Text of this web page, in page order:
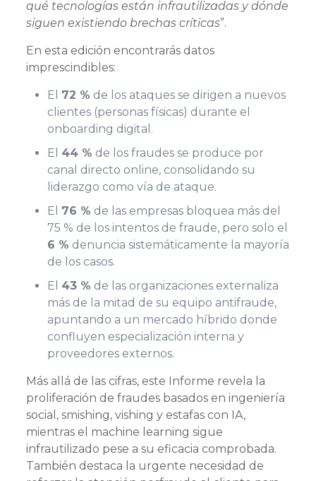
qué tecnologías están infrautilizadas y dónde
siguen existiendo brechas críticas”.
En esta edición encontrarás datos
imprescindibles:
El 72 % de los ataques se dirigen a nuevos
clientes (personas físicas) durante el
onboarding digital.
El 44 % de los fraudes se produce por
canal directo online, consolidando su
liderazgo como vía de ataque.
El 76 % de las empresas bloquea más del
75 % de los intentos de fraude, pero solo el
6 % denuncia sistemáticamente la mayoría
de los casos.
El 43 % de las organizaciones externaliza
más de la mitad de su equipo antifraude,
apuntando a un mercado híbrido donde
confluyen especialización interna y
proveedores externos.
Más allá de las cifras, este Informe revela la
proliferación de fraudes basados en ingeniería
social, smishing, vishing y estafas con IA,
mientras el machine learning sigue
infrautilizado pese a su eficacia comprobada.
También destaca la urgente necesidad de